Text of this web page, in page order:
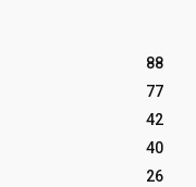
88
77
42
40
26